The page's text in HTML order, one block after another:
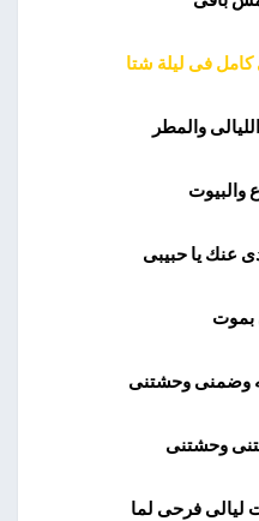
فى ليلة شتا
والمطر
والبيوت
عنك يا حبيبى
بموت
وضمنى وحشتنى
وحشتنى
ليالى فرحى لما